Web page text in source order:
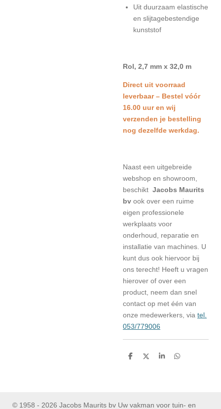
Uit duurzaam elastische
en slijtagebestendige
kunststof
Rol, 2,7 mm x 32,0 m
Direct uit voorraad
leverbaar – Bestel vóór
16.00 uur en wij
verzenden je bestelling
nog dezelfde werkdag.
Naast een uitgebreide
webshop en showroom,
beschikt Jacobs Maurits
bv ook over een ruime
eigen professionele
werkplaats voor
onderhoud, reparatie en
installatie van machines. U
kunt dus ook hiervoor bij
ons terecht! Heeft u vragen
hierover of over een
product, neem dan snel
contact op met één van
onze medewerkers, via tel.
053/779006
D
D
S
D
© 1958 - 2026 Jacobs Maurits bv Uw vakman voor tuin- en